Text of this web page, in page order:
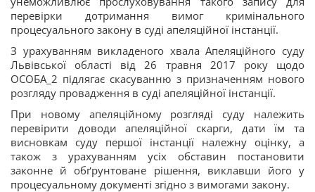
перевірки дотримання вимог кримінального
процесуального закону в суді апеляційної інстанції.
З урахуванням викладеного хвала Апеляційного суду
Львівської області від 26 травня 2017 року щодо
ОСОБА_2 підлягає скасуванню з призначенням нового
розгляду провадження в суді апеляційної інстанції.
При новому апеляційному розгляді суду належить
перевірити доводи апеляційної скарги, дати їм та
висновкам суду першої інстанції належну оцінку, а
також з урахуванням усіх обставин постановити
законне й обґрунтоване рішення, виклавши його у
процесуальному документі згідно з вимогами закону.